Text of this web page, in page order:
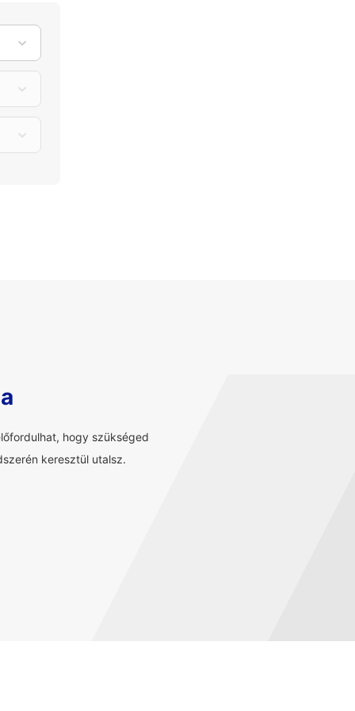
hogy szükséged
keresztül utalsz.